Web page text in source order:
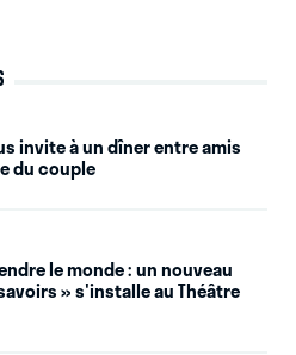
invite à un dîner entre amis
du couple
le monde : un nouveau
» s'installe au Théâtre